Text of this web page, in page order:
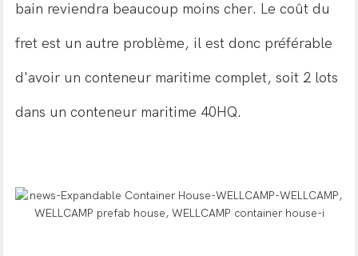
bain reviendra beaucoup moins cher. Le coût du
fret est un autre problème, il est donc préférable
d'avoir un conteneur maritime complet, soit 2 lots
dans un conteneur maritime 40HQ.